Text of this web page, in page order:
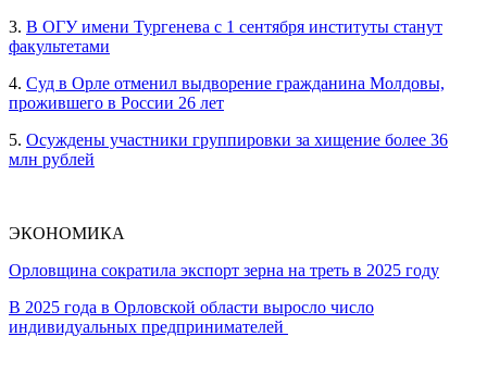
3. В ОГУ имени Тургенева с 1 сентября институты станут
факультетами
4. Суд в Орле отменил выдворение гражданина Молдовы,
прожившего в России 26 лет
5. Осуждены участники группировки за хищение более 36
млн рублей
ЭКОНОМИКА
Орловщина сократила экспорт зерна на треть в 2025 году
В 2025 года в Орловской области выросло число
индивидуальных предпринимателей